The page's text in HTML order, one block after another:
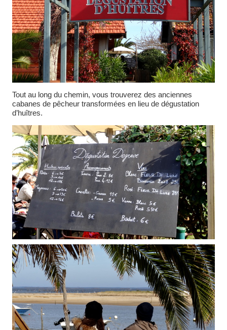
Tout au long du chemin, vous trouverez des anciennes
cabanes de pêcheur transformées en lieu de dégustation
d’huîtres.